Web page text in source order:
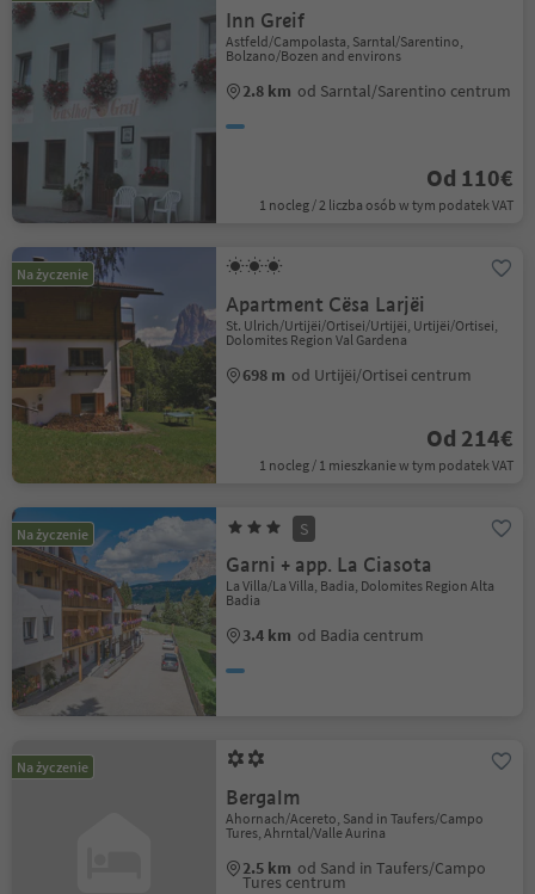
Inn Greif
Astfeld/Campolasta, Sarntal/Sarentino,
Bolzano/Bozen and environs
2.8 km od Sarntal/Sarentino centrum
Od 110€
1 nocleg / 2 liczba osób w tym podatek VAT
Na życzenie
Apartment Cësa Larjëi
St. Ulrich/Urtijëi/Ortisei/Urtijëi, Urtijëi/Ortisei,
Dolomites Region Val Gardena
698 m od Urtijëi/Ortisei centrum
Od 214€
1 nocleg / 1 mieszkanie w tym podatek VAT
Na życzenie S
Garni + app. La Ciasota
La Villa/La Villa, Badia, Dolomites Region Alta
Badia
3.4 km od Badia centrum
Na życzenie
Bergalm
Ahornach/Acereto, Sand in Taufers/Campo
Tures, Ahrntal/Valle Aurina
2.5 km od Sand in Taufers/Campo
Tures centrum